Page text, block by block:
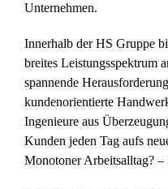
Unternehmen.
Innerhalb der HS Gruppe
breites Leistungsspektrum
spannende
kundenorientierte
Ingenieure aus
Kunden jeden Tag aufs
Monotoner Arbeitsalltag? –